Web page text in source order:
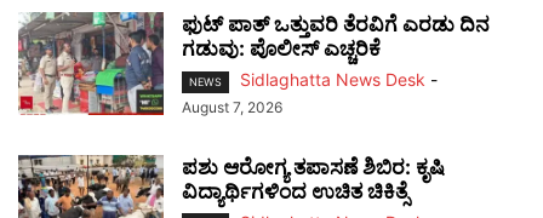
ಫುಟ್‌ ಪಾತ್ ಒತ್ತುವರಿ ತೆರವಿಗೆ ಎರಡು ದಿನ
ಗಡುವು: ಪೊಲೀಸ್ ಎಚ್ಚರಿಕೆ
NEWS Sidlaghatta News Desk -
August 7, 2026
ಪಶು ಆರೋಗ್ಯ ತಪಾಸಣೆ ಶಿಬಿರ: ಕೃಷಿ
ವಿದ್ಯಾರ್ಥಿಗಳಿಂದ ಉಚಿತ ಚಿಕಿತ್ಸೆ